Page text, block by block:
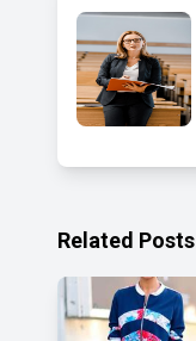
Related Posts